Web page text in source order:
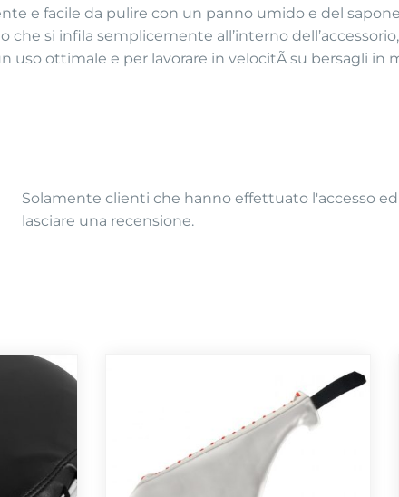
e facile da pulire con un panno umido e del
che si infila semplicemente all’interno dell’accessorio,
uso ottimale e per lavorare in velocitÃ su bersagli in
Solamente clienti che hanno effettuato l'accesso
lasciare una recensione.